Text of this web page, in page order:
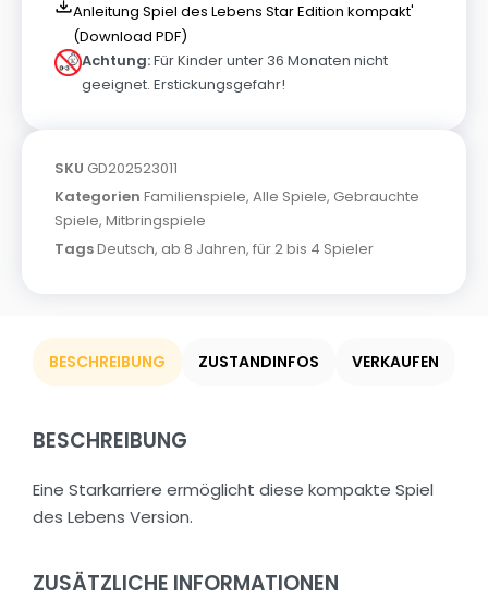
Anleitung Spiel des Lebens Star Edition kompakt'
(Download PDF)
Achtung:Für Kinder unter 36 Monaten nicht
geeignet. Erstickungsgefahr!
SKU GD202523011
Kategorien Familienspiele, Alle Spiele, Gebrauchte
Spiele, Mitbringspiele
TagsDeutsch, ab 8 Jahren, für 2 bis 4 Spieler
BESCHREIBUNG ZUSTANDINFOS VERKAUFEN
BESCHREIBUNG
Eine Starkarriere ermöglicht diese kompakte Spiel
des Lebens Version.
ZUSÄTZLICHE INFORMATIONEN